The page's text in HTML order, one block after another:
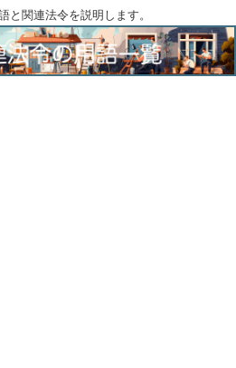
と関連法令を説明します。